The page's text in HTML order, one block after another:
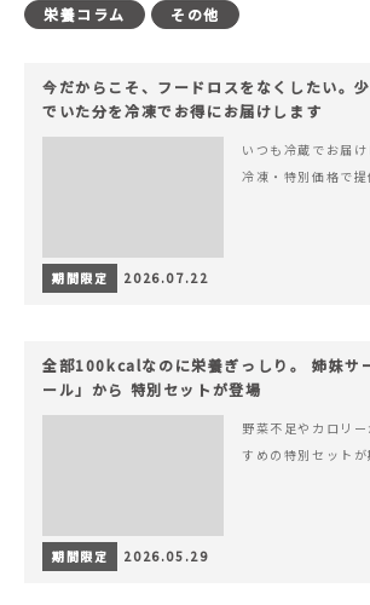
栄養コラム
その他
今だからこそ、フードロスをなくしたい。
でいた分を冷凍でお得にお届けします
いつも冷蔵でお届け
冷凍・特別価格で
期間限定 2026.07.22
全部100kcalなのに栄養ぎっしり。 姉妹サ
ール」から 特別セットが登場
野菜不足やカロリ
すめの特別セット
期間限定 2026.05.29